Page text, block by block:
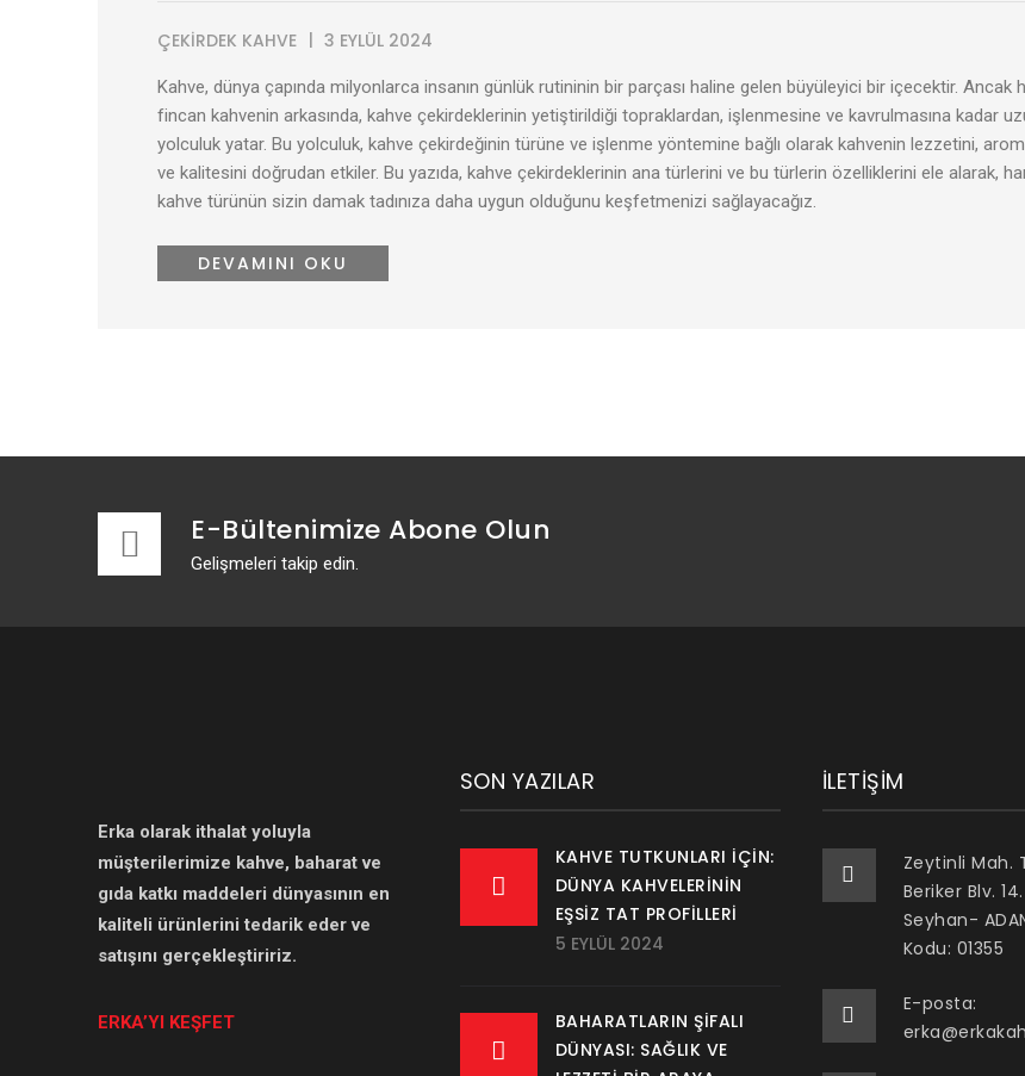
ÇEKIRDEK KAHVE 3 EYLÜL 2024
Kahve, dünya çapında milyonlarca insanın günlük rutininin bir parçası haline gelen büyüleyici bir içecektir. Ancak
fincan kahvenin arkasında, kahve çekirdeklerinin yetiştirildiği topraklardan, işlenmesine ve kavrulmasına kadar
yolculuk yatar. Bu yolculuk, kahve çekirdeğinin türüne ve işlenme yöntemine bağlı olarak kahvenin lezzetini,
ve kalitesini doğrudan etkiler. Bu yazıda, kahve çekirdeklerinin ana türlerini ve bu türlerin özelliklerini ele alarak,
kahve türünün sizin damak tadınıza daha uygun olduğunu keşfetmenizi sağlayacağız.
DEVAMINI OKU
E-Bültenimize Abone Olun
Gelişmeleri takip edin.
Erka olarak ithalat yoluyla
müşterilerimize kahve, baharat ve
gıda katkı maddeleri dünyasının en
kaliteli ürünlerini tedarik eder ve
satışını gerçekleştiririz.
ERKA’YI KEŞFET
SON YAZILAR
KAHVE TUTKUNLARI İÇIN:
DÜNYA KAHVELERININ
EŞSIZ TAT PROFILLERI
5 EYLÜL 2024
BAHARATLARIN ŞIFALI
DÜNYASI: SAĞLIK VE
İLETIŞIM
Zeytinli Mah.
Beriker Blv.
Seyhan-
Kodu: 01355
E-posta: